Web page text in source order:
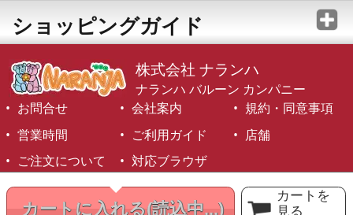
カートに入れる(読込中...)
カートを
見る
ショッピングガイド
株式会社 ナランハ
ナランハ バルーン カンパニー
お問合せ
会社案内
規約・同意事項
営業時間
ご利用ガイド
店舗
ご注文について
対応ブラウザ
©1999-2026 NARANJA Inc. All Rights Reserved.